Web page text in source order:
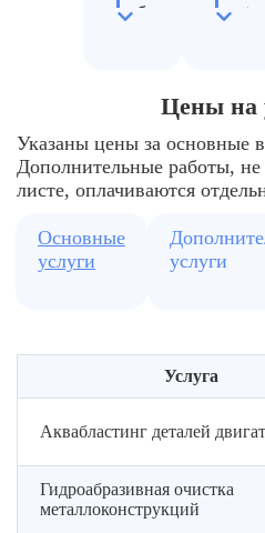
абразивной
неочищаемых
участков
Цены на
Указаны цены за основные
Дополнительные работы,
листе, оплачиваются
Основные
услуги
услуги
Услуга
Аквабластинг деталей
Гидроабразивная очистка
металлоконструкций